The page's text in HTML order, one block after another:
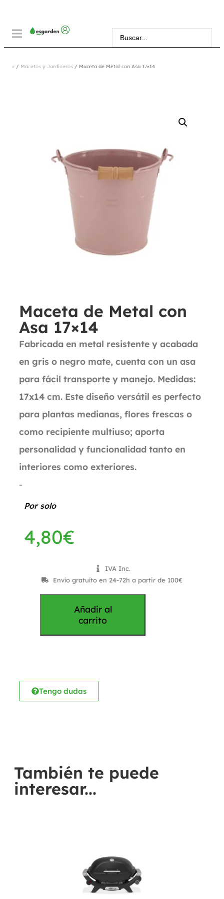
< / Macetas y Jardineras / Maceta de Metal con Asa 17×14
Maceta de Metal con
Asa 17×14
Fabricada en metal resistente y acabada
en gris o negro mate, cuenta con un asa
para fácil transporte y manejo. Medidas:
17x14 cm. Este diseño versátil es perfecto
para plantas medianas, flores frescas o
como recipiente multiuso; aporta
personalidad y funcionalidad tanto en
interiores como exteriores.
-
Por solo
4,80€
IVA Inc.
Envío gratuíto en 24-72h a partir de 100€
Añadir al
carrito
Tengo dudas
También te puede
interesar...